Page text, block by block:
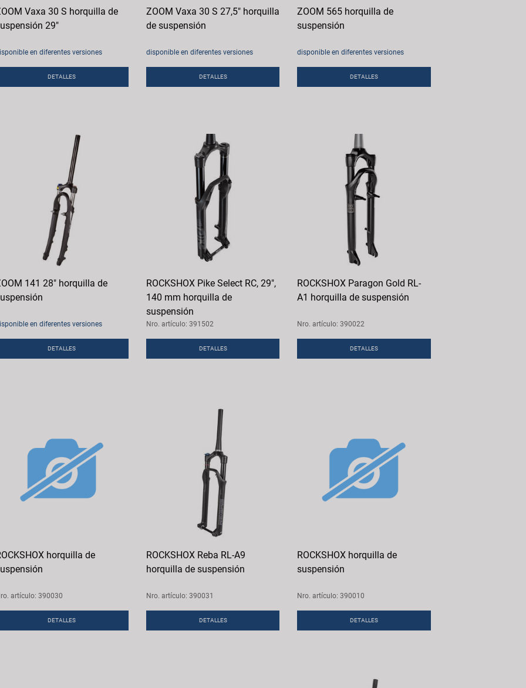
Vaxa 30 S horquilla de
29"
en diferentes versiones
DETALLES
ZOOM Vaxa 30 S 27,5" horquilla
de suspensión
disponible en diferentes versiones
DETALLES
ZOOM 565 horquilla de
suspensión
disponible en diferentes versiones
DETALLES
141 28" horquilla de
en diferentes versiones
DETALLES
ROCKSHOX Pike Select RC, 29",
140 mm horquilla de
suspensión
Nro. artículo: 391502
DETALLES
ROCKSHOX Paragon Gold RL-
A1 horquilla de suspensión
Nro. artículo: 390022
DETALLES
horquilla de
artículo: 390030
DETALLES
ROCKSHOX Reba RL-A9
horquilla de suspensión
Nro. artículo: 390031
DETALLES
ROCKSHOX horquilla de
suspensión
Nro. artículo: 390010
DETALLES